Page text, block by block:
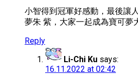
小智得到冠軍好感動，最後讓
夢朱 紫，大家一起成為寶可夢
Reply
Li-Chi Ku says:
16.11.2022 at 02:42